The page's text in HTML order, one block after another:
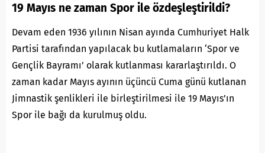
19 Mayıs ne zaman Spor ile özdeşleştirildi?
Devam eden 1936 yılının Nisan ayında Cumhuriyet Halk
Partisi tarafından yapılacak bu kutlamaların ‘Spor ve
Gençlik Bayramı’ olarak kutlanması kararlaştırıldı. O
zaman kadar Mayıs ayının üçüncü Cuma günü kutlanan
Jimnastik şenlikleri ile birleştirilmesi ile 19 Mayıs’ın
Spor ile bağı da kurulmuş oldu.